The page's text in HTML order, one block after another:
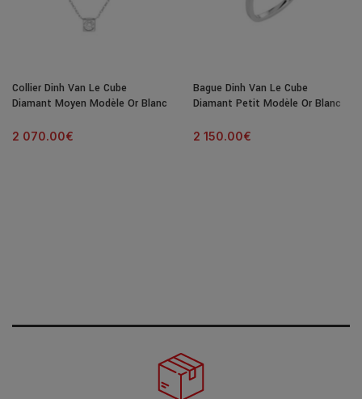
Collier Dinh Van Le Cube
Diamant Moyen Modèle Or Blanc
2 070.00€
Bague Dinh Van Le Cube
Diamant Petit Modèle Or Blanc
2 150.00€